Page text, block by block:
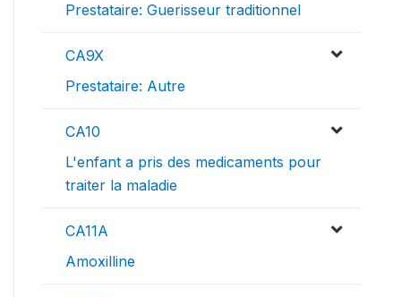
Prestataire: Guerisseur traditionnel
CA9X
Prestataire: Autre
CA10
L'enfant a pris des medicaments pour
traiter la maladie
CA11A
Amoxilline